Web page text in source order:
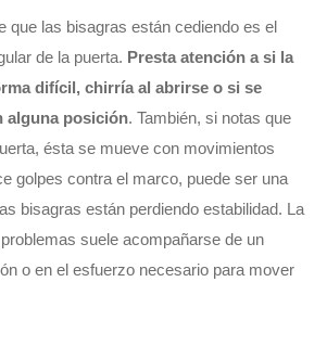
que las bisagras están cediendo es el
de la puerta. Presta atención a si la
difícil, chirría al abrirse o si se
alguna posición. También, si notas que
ésta se mueve con movimientos
golpes contra el marco, puede ser una
bisagras están perdiendo estabilidad. La
suele acompañarse de un
o en el esfuerzo necesario para mover